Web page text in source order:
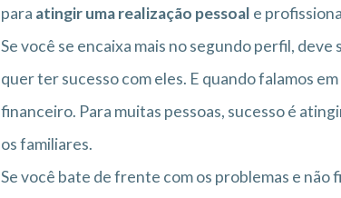
para atingir uma realização pessoal e
Se você se encaixa mais no segundo perfil,
quer ter sucesso com eles. E quando falamos
financeiro. Para muitas pessoas, sucesso é
os familiares.
Se você bate de frente com os problemas e